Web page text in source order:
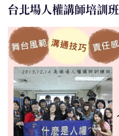
台北場人權講師培訓班